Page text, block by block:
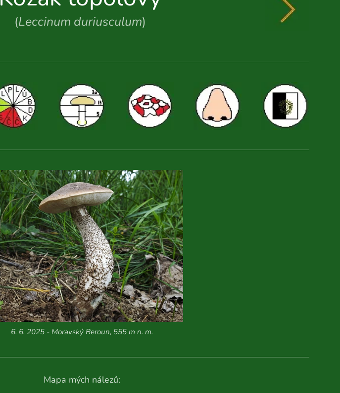
(Leccinum duriusculum)
6. 6. 2025 - Moravský Beroun, 555 m n. m.
Mapa mých nálezů: